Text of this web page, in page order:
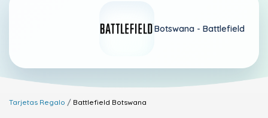
Botswana - Battlefield
Tarjetas Regalo Battlefield Botswana